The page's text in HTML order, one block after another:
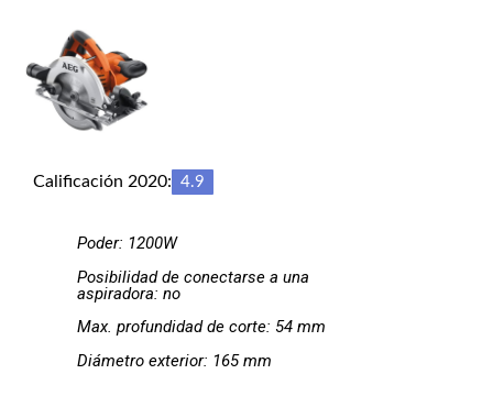
Calificación 2020: 4.9
Poder: 1200W
Posibilidad de conectarse a una
aspiradora: no
Max. profundidad de corte: 54 mm
Diámetro exterior: 165 mm